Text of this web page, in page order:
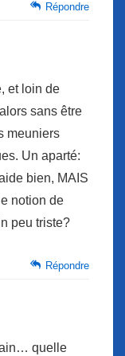
Répondre
et loin de
sans être
meuniers
Un aparté:
bien, MAIS
notion de
peu triste?
Répondre
quelle